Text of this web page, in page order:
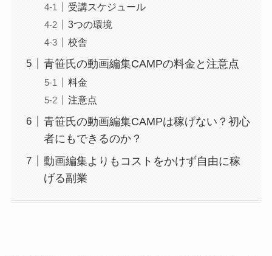
受講スケジュール
3つの環境
校舎
青笹氏の動画編集CAMPの料金と注意点
料金
注意点
青笹氏の動画編集CAMPは稼げない？初心
者にもできるのか？
動画編集よりもコストをかけず自由に稼
げる副業